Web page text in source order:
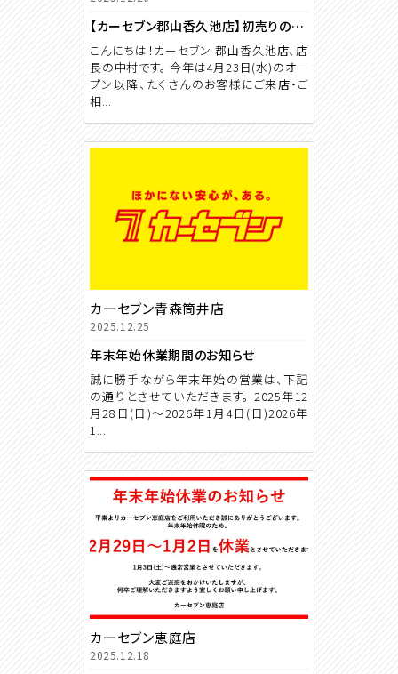
【カーセブン郡山香久池店】初売りのご案内！2026年も真心込めて営業いたします!
こんにちは！カーセブン 郡山香久池店、店
長の中村です。 今年は4月23日(水)のオー
プン以降、たくさんのお客様にご来店・ご
相...
カーセブン青森筒井店
2025.12.25
年末年始休業期間のお知らせ
誠に勝手ながら年末年始の営業は、下記
の通りとさせていただきます。 2025年12
月28日(日)～2026年1月4日(日)2026年
1...
カーセブン恵庭店
2025.12.18